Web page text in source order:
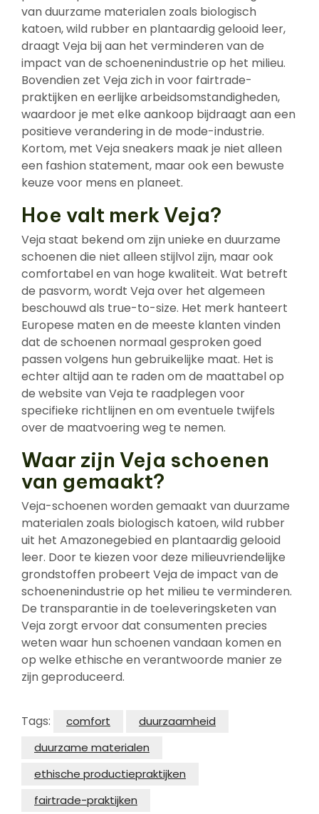
van duurzame materialen zoals biologisch
katoen, wild rubber en plantaardig gelooid leer,
draagt Veja bij aan het verminderen van de
impact van de schoenenindustrie op het milieu.
Bovendien zet Veja zich in voor fairtrade-
praktijken en eerlijke arbeidsomstandigheden,
waardoor je met elke aankoop bijdraagt aan een
positieve verandering in de mode-industrie.
Kortom, met Veja sneakers maak je niet alleen
een fashion statement, maar ook een bewuste
keuze voor mens en planeet.
Hoe valt merk Veja?
Veja staat bekend om zijn unieke en duurzame
schoenen die niet alleen stijlvol zijn, maar ook
comfortabel en van hoge kwaliteit. Wat betreft
de pasvorm, wordt Veja over het algemeen
beschouwd als true-to-size. Het merk hanteert
Europese maten en de meeste klanten vinden
dat de schoenen normaal gesproken goed
passen volgens hun gebruikelijke maat. Het is
echter altijd aan te raden om de maattabel op
de website van Veja te raadplegen voor
specifieke richtlijnen en om eventuele twijfels
over de maatvoering weg te nemen.
Waar zijn Veja schoenen
van gemaakt?
Veja-schoenen worden gemaakt van duurzame
materialen zoals biologisch katoen, wild rubber
uit het Amazonegebied en plantaardig gelooid
leer. Door te kiezen voor deze milieuvriendelijke
grondstoffen probeert Veja de impact van de
schoenenindustrie op het milieu te verminderen.
De transparantie in de toeleveringsketen van
Veja zorgt ervoor dat consumenten precies
weten waar hun schoenen vandaan komen en
op welke ethische en verantwoorde manier ze
zijn geproduceerd.
Tags: comfort
duurzaamheid
duurzame materialen
ethische productiepraktijken
fairtrade-praktijken